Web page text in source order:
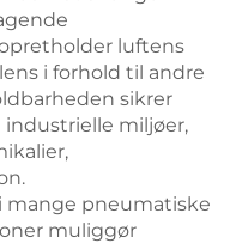
luftens
i forhold til andre
sikrer
miljøer,
pneumatiske
muliggør